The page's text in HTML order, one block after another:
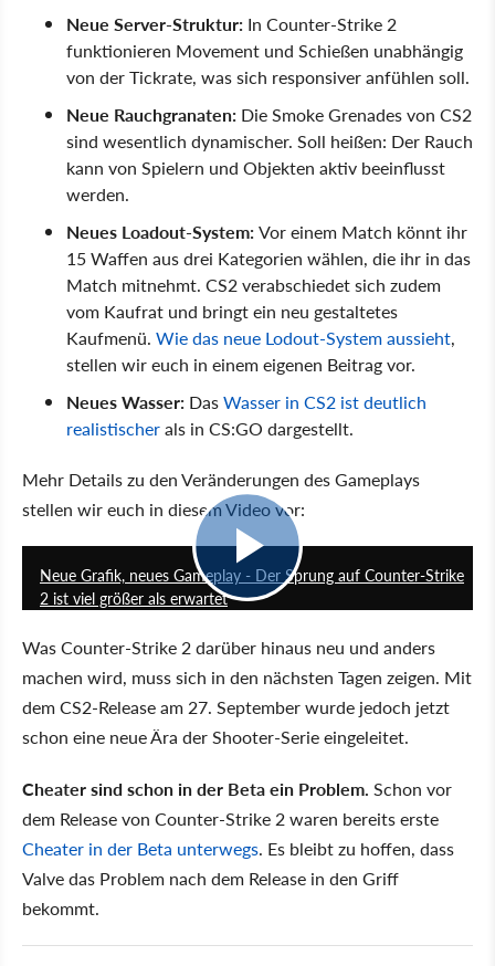
Neue Server-Struktur: In Counter-Strike 2
funktionieren Movement und Schießen unabhängig
von der Tickrate, was sich responsiver anfühlen soll.
Neue Rauchgranaten: Die Smoke Grenades von CS2
sind wesentlich dynamischer. Soll heißen: Der Rauch
kann von Spielern und Objekten aktiv beeinflusst
werden.
Neues Loadout-System:Vor einem Match könnt ihr
15 Waffen aus drei Kategorien wählen, die ihr in das
Match mitnehmt. CS2 verabschiedet sich zudem
vom Kaufrat und bringt ein neu gestaltetes
Kaufmenü. Wie das neue Lodout-System aussieht,
stellen wir euch in einem eigenen Beitrag vor.
Neues Wasser: DasWasser in CS2 ist deutlich
realistischerals in CS:GO dargestellt.
Mehr Details zu den Veränderungen des Gameplays
stellen wir euch in diesem Video vor:
Neue Grafik, neues Gameplay - Der Sprung auf Counter-Strike
2 ist viel größer als erwartet
Was Counter-Strike 2 darüber hinaus neu und anders
machen wird, muss sich in den nächsten Tagen zeigen. Mit
dem CS2-Release am 27. September wurde jedoch jetzt
schon eine neue Ära der Shooter-Serie eingeleitet.
Cheater sind schon in der Beta ein Problem. Schon vor
dem Release von Counter-Strike 2 waren bereits erste
Cheater in der Beta unterwegs. Es bleibt zu hoffen, dass
Valve das Problem nach dem Release in den Griff
bekommt.